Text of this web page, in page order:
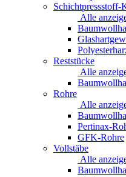
Schichtpressstoff-
Alle
Reststücke
Alle
Rohre
Alle
Pertinax-
GFK-Rohre
Vollstäbe
Alle